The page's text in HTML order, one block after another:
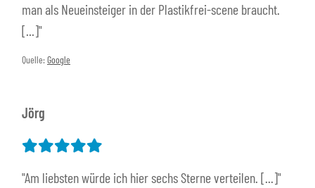
man als Neueinsteiger in der Plastikfrei-scene braucht.
[...]"
Quelle: Google
Jörg
"Am liebsten würde ich hier sechs Sterne verteilen. [...]"